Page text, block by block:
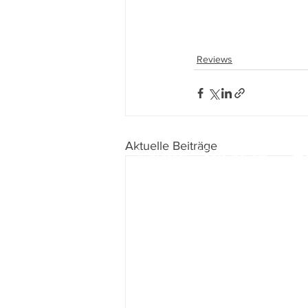
Reviews
Aktuelle Beiträge
Impressum IDatenschutz